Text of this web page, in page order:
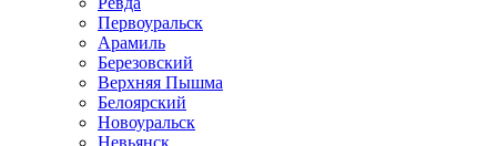
Первоуральск
Арамиль
Березовский
Верхняя Пышма
Белоярский
Новоуральск
Невьянск